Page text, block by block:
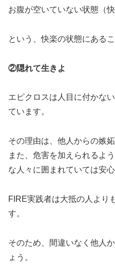
お腹が空いていない状態（快
という、快楽の状態にある
②隠れて生きよ
エピクロスは人目に付かな
ています。
その理由は、他人からの嫉
また、危害を加えられるよ
な人々に囲まれていては安
FIRE実践者は大抵の人より
す。
そのため、間違いなく他人
ょう。